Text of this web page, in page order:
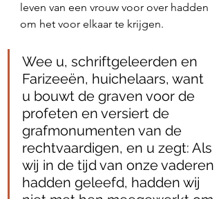
leven van een vrouw voor over hadden
om het voor elkaar te krijgen.
Wee u, schriftgeleerden en
Farizeeën, huichelaars, want
u bouwt de graven voor de
profeten en versiert de
grafmonumenten van de
rechtvaardigen, en u zegt: Als
wij in de tijd van onze vaderen
hadden geleefd, hadden wij